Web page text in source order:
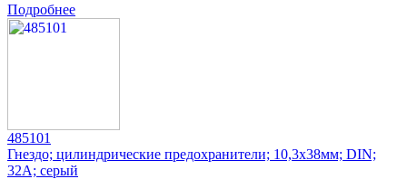
Подробнее
485101
Гнездо; цилиндрические предохранители; 10,3x38мм; DIN;
32А; серый